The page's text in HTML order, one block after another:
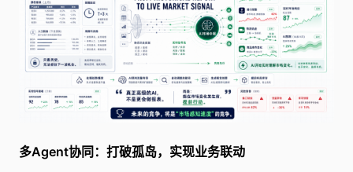
多Agent协同：打破孤岛，实现业务联动